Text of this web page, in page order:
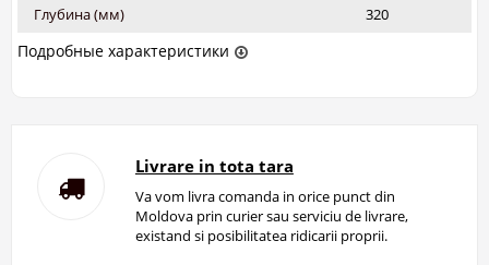
Глубина (мм)
320
Подробные характеристики
Livrare in tota tara
Va vom livra comanda in orice punct din
Moldova prin curier sau serviciu de livrare,
existand si posibilitatea ridicarii proprii.